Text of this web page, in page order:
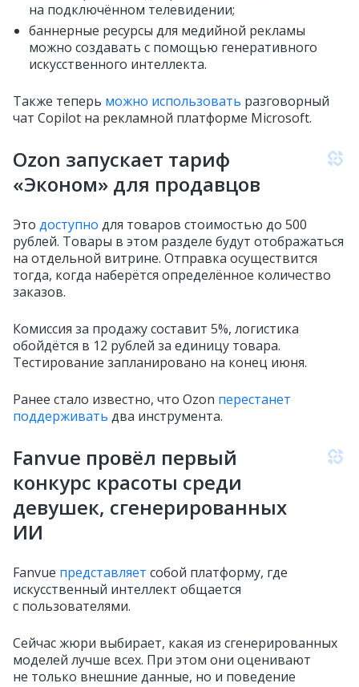
на подключённом телевидении;
баннерные ресурсы для медийной рекламы
можно создавать с помощью генеративного
искусственного интеллекта.
Также теперь можно использовать разговорный
чат Copilot на рекламной платформе Microsoft.
Ozon запускает тариф
«Эконом» для продавцов
Это доступно для товаров стоимостью до 500
рублей. Товары в этом разделе будут отображаться
на отдельной витрине. Отправка осуществится
тогда, когда наберётся определённое количество
заказов.
Комиссия за продажу составит 5%, логистика
обойдётся в 12 рублей за единицу товара.
Тестирование запланировано на конец июня.
Ранее стало известно, что Ozon перестанет
поддерживать два инструмента.
Fanvue провёл первый
конкурс красоты среди
девушек, сгенерированных
ИИ
Fanvue представляет собой платформу, где
искусственный интеллект общается
с пользователями.
Сейчас жюри выбирает, какая из сгенерированных
моделей лучше всех. При этом они оценивают
не только внешние данные, но и поведение